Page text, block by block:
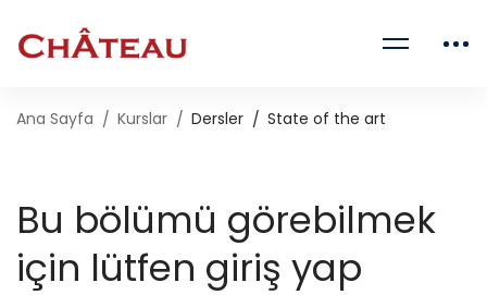
Ana Sayfa Kurslar Dersler State of the art
Bu bölümü görebilmek
için lütfen giriş yap